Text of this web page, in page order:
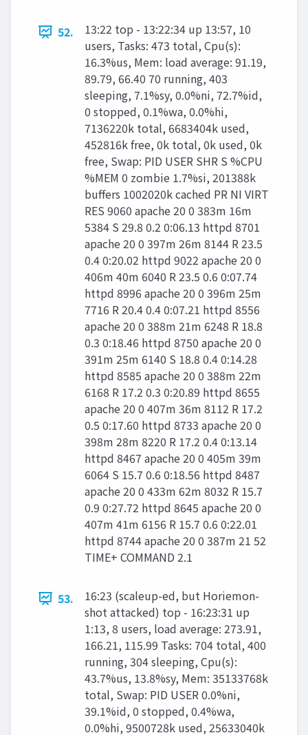
52.
13:22 top - 13:22:34 up 13:57, 10
users, Tasks: 473 total, Cpu(s):
16.3%us, Mem: load average: 91.19,
89.79, 66.40 70 running, 403
sleeping, 7.1%sy, 0.0%ni, 72.7%id,
0 stopped, 0.1%wa, 0.0%hi,
7136220k total, 6683404k used,
452816k free, 0k total, 0k used, 0k
free, Swap: PID USER SHR S %CPU
%MEM 0 zombie 1.7%si, 201388k
buffers 1002020k cached PR NI VIRT
RES 9060 apache 20 0 383m 16m
5384 S 29.8 0.2 0:06.13 httpd 8701
apache 20 0 397m 26m 8144 R 23.5
0.4 0:20.02 httpd 9022 apache 20 0
406m 40m 6040 R 23.5 0.6 0:07.74
httpd 8996 apache 20 0 396m 25m
7716 R 20.4 0.4 0:07.21 httpd 8556
apache 20 0 388m 21m 6248 R 18.8
0.3 0:18.46 httpd 8750 apache 20 0
391m 25m 6140 S 18.8 0.4 0:14.28
httpd 8585 apache 20 0 388m 22m
6168 R 17.2 0.3 0:20.89 httpd 8655
apache 20 0 407m 36m 8112 R 17.2
0.5 0:17.60 httpd 8733 apache 20 0
398m 28m 8220 R 17.2 0.4 0:13.14
httpd 8467 apache 20 0 405m 39m
6064 S 15.7 0.6 0:18.56 httpd 8487
apache 20 0 433m 62m 8032 R 15.7
0.9 0:27.72 httpd 8645 apache 20 0
407m 41m 6156 R 15.7 0.6 0:22.01
httpd 8744 apache 20 0 387m 21 52
TIME+ COMMAND 2.1
53.
16:23 (scaleup-ed, but Horiemon-
shot attacked) top - 16:23:31 up
1:13, 8 users, load average: 273.91,
166.21, 115.99 Tasks: 704 total, 400
running, 304 sleeping, Cpu(s):
43.7%us, 13.8%sy, Mem: 35133768k
total, Swap: PID USER 0.0%ni,
39.1%id, 0 stopped, 0.4%wa,
0.0%hi, 9500728k used, 25633040k